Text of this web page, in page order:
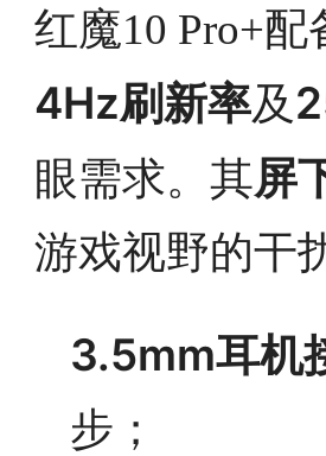
红魔10 Pro+配
4Hz刷新率及
眼需求。其屏
游戏视野的干
3.5mm耳机
步；